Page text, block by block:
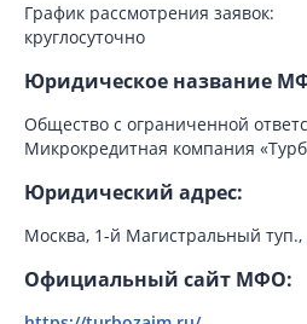
График рассмотрения заявок:
круглосуточно
Юридическое название
Общество с ограниченной
Микрокредитная компания
Юридический адрес:
Москва, 1-й Магистральный туп.,
Официальный сайт МФО: